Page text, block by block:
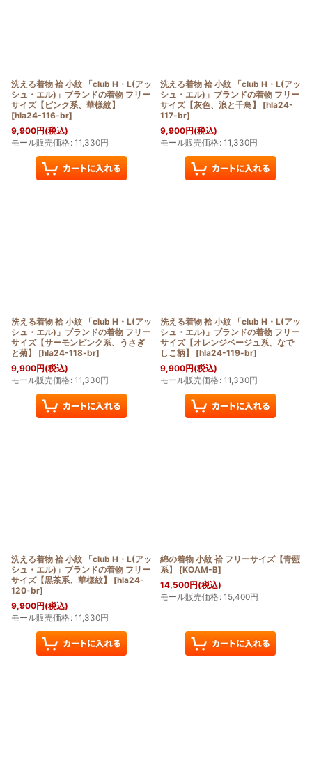
洗える着物 袷 小紋 「club H・L(アッ
シュ・エル)」ブランドの着物 フリー
サイズ【ピンク系、華様紋】
[hla24-116-br]
9,900円(税込)
モール販売価格: 11,330円
洗える着物 袷 小紋 「club H・L(アッ
シュ・エル)」ブランドの着物 フリー
サイズ【灰色、浪と千鳥】
[hla24-
117-br]
9,900円(税込)
モール販売価格: 11,330円
洗える着物 袷 小紋 「club H・L(アッ
シュ・エル)」ブランドの着物 フリー
サイズ【サーモンピンク系、うさぎ
と菊】
[hla24-118-br]
9,900円(税込)
モール販売価格: 11,330円
洗える着物 袷 小紋 「club H・L(アッ
シュ・エル)」ブランドの着物 フリー
サイズ【オレンジベージュ系、なで
しこ柄】
[hla24-119-br]
9,900円(税込)
モール販売価格: 11,330円
洗える着物 袷 小紋 「club H・L(アッ
シュ・エル)」ブランドの着物 フリー
サイズ【黒茶系、華様紋】
[hla24-
120-br]
9,900円(税込)
モール販売価格: 11,330円
綿の着物 小紋 袷 フリーサイズ【青藍
系】
[KOAM-B]
14,500円(税込)
モール販売価格: 15,400円